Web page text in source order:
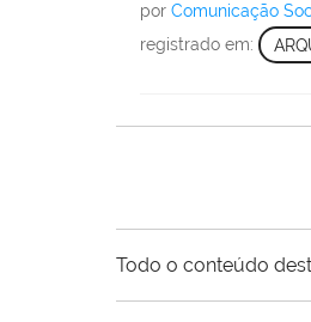
porComunicação
registrado em:
Todo o conteúdo